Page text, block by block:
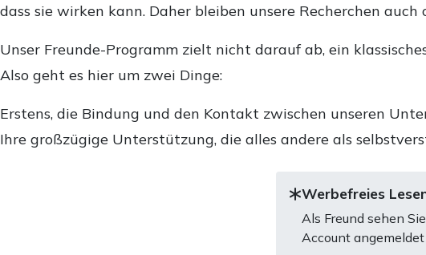
dass sie wirken kann. Daher bleiben unsere Recherchen
Unser Freunde-Programm zielt nicht darauf ab, ein
Also geht es hier um zwei Dinge:
Erstens, die Bindung und den Kontakt zwischen unseren
Ihre großzügige Unterstützung, die alles andere als
Werbefreies
Als Freund sehen
Account angemeldet